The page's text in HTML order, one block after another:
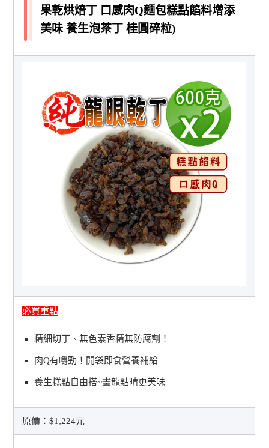
果乾烘焙丁 口感肉Q麵包糕點餡料增添
美味 養生泡茶丁 桂圓碎粒)
必買重點
精細切丁、無色素香精無防腐劑！
肉Q有嚼勁！開袋即食營養補給
養生糕點自由搭~畫龍點睛更美味
原價：$1,224元